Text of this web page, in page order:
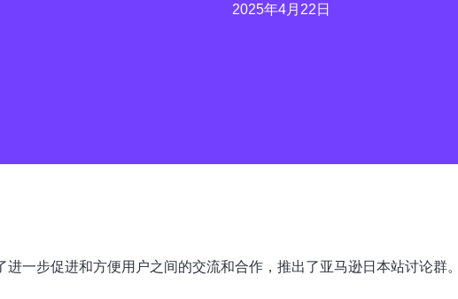
2025年4月22日
一步促进和方便用户之间的交流和合作，推出了亚马逊日本站讨论